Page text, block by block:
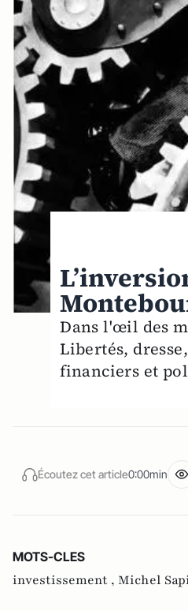
Dans l'œil des
Libertés,
financiers et
Écoutez cet article0:00min
MOTS-CLES
investissement , Michel